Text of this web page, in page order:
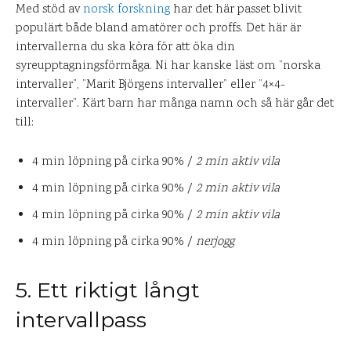
Med stöd avnorsk forskning har det här passet blivit
populärt både bland amatörer och proffs. Det här är
intervallerna du ska köra för att öka din
syreupptagningsförmåga. Ni har kanske läst om ”norska
intervaller”, ”Marit Björgens intervaller” eller ”4×4-
intervaller”. Kärt barn har många namn och så här går det
till:
4 min löpning på cirka 90% / 2 min aktiv vila
4 min löpning på cirka 90% / 2 min aktiv vila
4 min löpning på cirka 90% / 2 min aktiv vila
4 min löpning på cirka 90% / nerjogg
5. Ett riktigt långt
intervallpass